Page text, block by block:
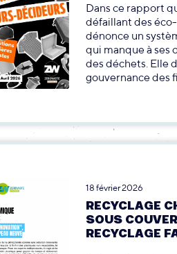
Dans ce rapport
défaillant des
dénonce un
qui manque à ses
des déchets. Elle
gouvernance des
18 février 2026
RECYCLAGE
SOUS
RECYCLAGE